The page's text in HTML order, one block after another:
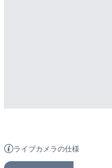
ライブカメラの仕様